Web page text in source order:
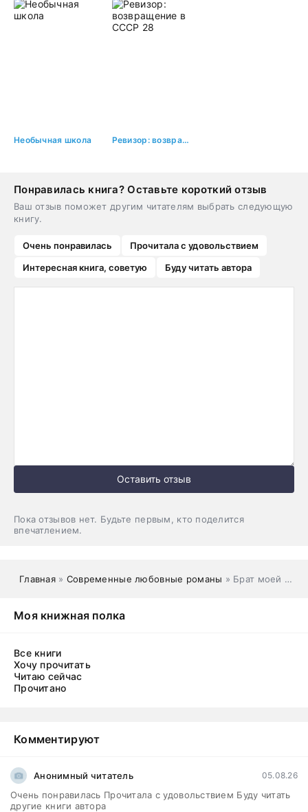
Необычная школа Ревизор: возвращение в СССР 28
Понравилась книга? Оставьте короткий отзыв
Ваш отзыв поможет другим читателям выбрать следующую
книгу.
Очень понравилась
Прочитала с удовольствием
Интересная книга, советую
Буду читать автора
Оставить отзыв
Пока отзывов нет. Будьте первым, кто поделится
впечатлением.
Главная» Современные любовные романы » Брат моей лучшей подруги
Моя книжная полка
Все книги
Хочу прочитать
Читаю сейчас
Прочитано
Комментируют
Анонимный читатель 05.08.26
Очень понравилась Прочитала с удовольствием Буду читать
другие книги автора